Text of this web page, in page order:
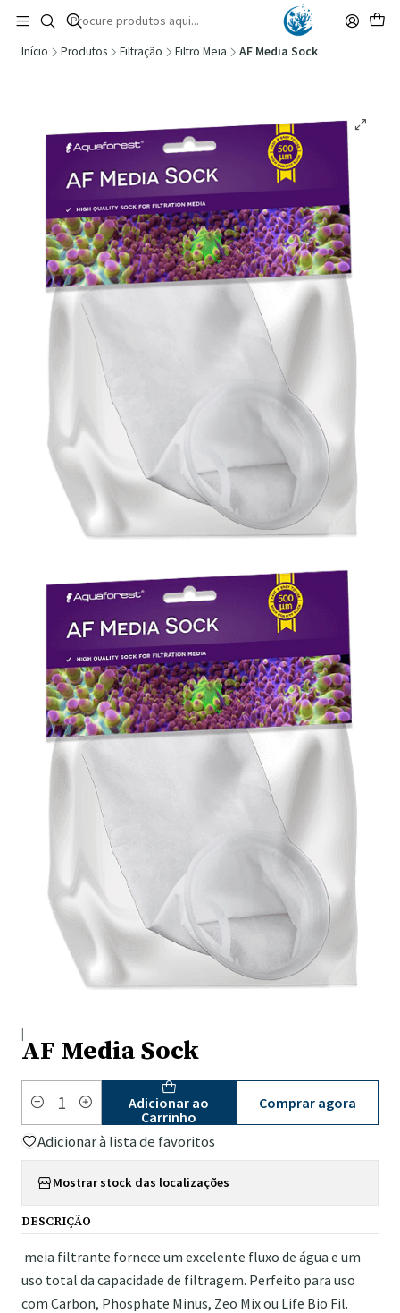
🚚 Portugal Continental: Portes Grátis desde 149,90€ (Envio extresso: 14,90€)
Ler mais
Início Produtos Filtração Filtro Meia AF Media Sock
|
AF Media Sock
Quantidade
Adicionar ao
Carrinho
Comprar agora
Adicionar à lista de favoritos
Mostrar stock das localizações
DESCRIÇÃO
meia filtrante fornece um excelente fluxo de água e um
uso total da capacidade de filtragem. Perfeito para uso
com Carbon, Phosphate Minus, Zeo Mix ou Life Bio Fil.